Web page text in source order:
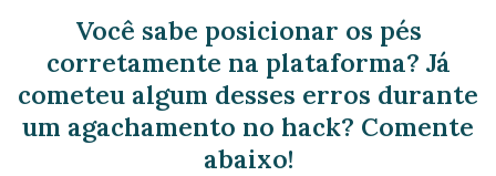
Você sabe posicionar os pés
corretamente na plataforma? Já
cometeu algum desses erros durante
um agachamento no hack? Comente
abaixo!